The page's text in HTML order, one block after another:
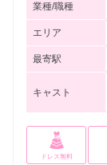
業種/職種
エリア
最寄駅
キャスト
ドレス無料